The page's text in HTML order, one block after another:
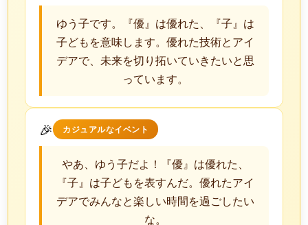
ゆう子です。『優』は優れた、『子』は
子どもを意味します。優れた技術とアイ
デアで、未来を切り拓いていきたいと思
っています。
🎉 カジュアルなイベント
やあ、ゆう子だよ！『優』は優れた、
『子』は子どもを表すんだ。優れたアイ
デアでみんなと楽しい時間を過ごしたい
な。